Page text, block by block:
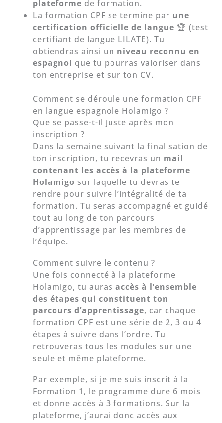
plateforme de formation.
La formation CPF se termine par une
certification officielle de langue 🏆 (test
certifiant de langue LILATE). Tu
obtiendras ainsi un niveau reconnu en
espagnol que tu pourras valoriser dans
ton entreprise et sur ton CV.
Comment se déroule une formation CPF
en langue espagnole Holamigo ?
Que se passe-t-il juste après mon
inscription ?
Dans la semaine suivant la finalisation de
ton inscription, tu recevras un mail
contenant les accès à la plateforme
Holamigo sur laquelle tu devras te
rendre pour suivre l’intégralité de ta
formation. Tu seras accompagné et guidé
tout au long de ton parcours
d’apprentissage par les membres de
l’équipe.
Comment suivre le contenu ?
Une fois connecté à la plateforme
Holamigo, tu aurasaccès à l’ensemble
des étapes qui constituent ton
parcours d’apprentissage, car chaque
formation CPF est une série de 2, 3 ou 4
étapes à suivre dans l’ordre. Tu
retrouveras tous les modules sur une
seule et même plateforme.
Par exemple, si je me suis inscrit à la
Formation 1, le programme dure 6 mois
et donne accès à 3 formations. Sur la
plateforme, j’aurai donc accès aux